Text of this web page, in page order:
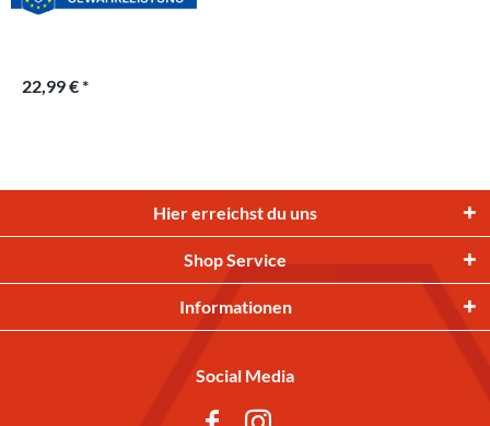
22,99 € *
Hier erreichst du uns
Shop Service
Informationen
Social Media